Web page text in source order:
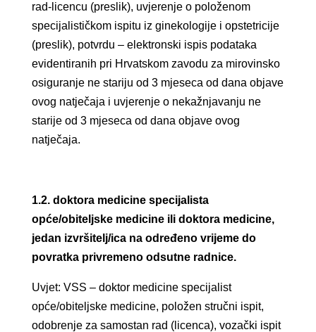
rad-licencu (preslik), uvjerenje o položenom
specijalističkom ispitu iz ginekologije i opstetricije
(preslik), potvrdu – elektronski ispis podataka
evidentiranih pri Hrvatskom zavodu za mirovinsko
osiguranje ne stariju od 3 mjeseca od dana objave
ovog natječaja i uvjerenje o nekažnjavanju ne
starije od 3 mjeseca od dana objave ovog
natječaja.
1.2. doktora medicine specijalista
opće/obiteljske medicine ili doktora medicine,
jedan izvršitelj/ica na određeno vrijeme do
povratka privremeno odsutne radnice.
Uvjet: VSS – doktor medicine specijalist
opće/obiteljske medicine, položen stručni ispit,
odobrenje za samostan rad (licenca), vozački ispit